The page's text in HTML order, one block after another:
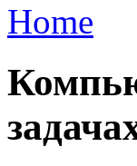
Home